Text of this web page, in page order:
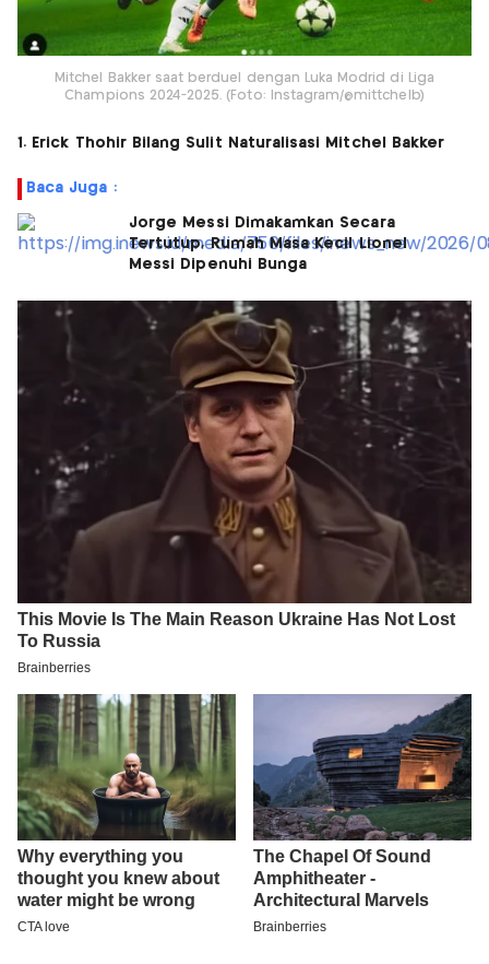
Mitchel Bakker saat berduel dengan Luka Modrid di Liga
Champions 2024-2025. (Foto: Instagram/@mittchelb)
1. Erick Thohir Bilang Sulit Naturalisasi Mitchel Bakker
Baca Juga :
Jorge Messi Dimakamkan Secara
Tertutup, Rumah Masa Kecil Lionel
Messi Dipenuhi Bunga